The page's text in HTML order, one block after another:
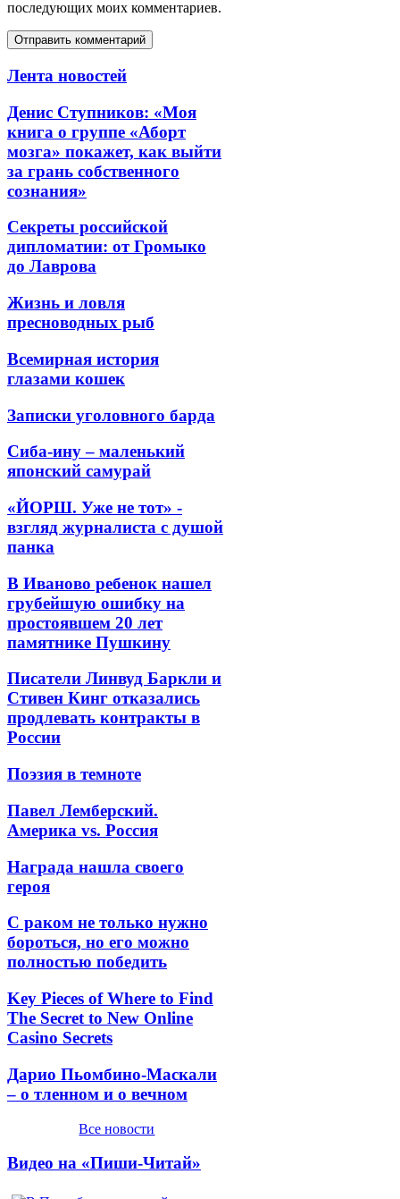
последующих моих комментариев.
Лента новостей
Денис Ступников: «Моя
книга о группе «Аборт
мозга» покажет, как выйти
за грань собственного
сознания»
Секреты российской
дипломатии: от Громыко
до Лаврова
Жизнь и ловля
пресноводных рыб
Всемирная история
глазами кошек
Записки уголовного барда
Сиба-ину – маленький
японский самурай
«ЙОРШ. Уже не тот» -
взгляд журналиста с душой
панка
В Иваново ребенок нашел
грубейшую ошибку на
простоявшем 20 лет
памятнике Пушкину
Писатели Линвуд Баркли и
Стивен Кинг отказались
продлевать контракты в
России
Поэзия в темноте
Павел Лемберский.
Америка vs. Россия
Награда нашла своего
героя
С раком не только нужно
бороться, но его можно
полностью победить
Key Pieces of Where to Find
The Secret to New Online
Casino Secrets
Дарио Пьомбино-Маскали
– о тленном и о вечном
Все новости
Видео на «Пиши-Читай»